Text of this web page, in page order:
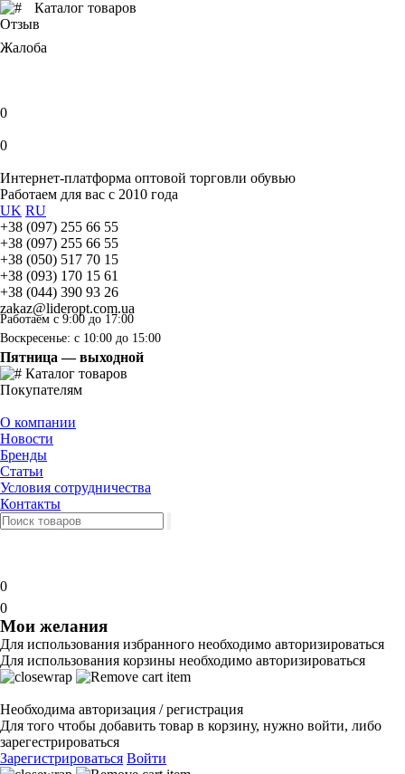
Каталог товаров
Отзыв
Жалоба
0
0
Интернет-платформа оптовой торговли обувью
Работаем для вас с 2010 года
UK RU
+38 (097) 255 66 55
+38 (097) 255 66 55
+38 (050) 517 70 15
+38 (093) 170 15 61
+38 (044) 390 93 26
zakaz@lideropt.com.ua
Работаем с 9:00 до 17:00
Воскресенье: с 10:00 до 15:00
Пятница — выходной
Каталог товаров
Покупателям
О компании
Новости
Бренды
Статьи
Условия сотрудничества
Контакты
0
0
Мои желания
Для использования избранного необходимо авторизироваться
Для использования корзины необходимо авторизироваться
Необходима авторизация / регистрация
Для того чтобы добавить товар в корзину, нужно войти, либо
зарегестрироваться
Зарегистрироваться Войти